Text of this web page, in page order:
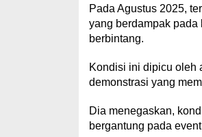
Pada Agustus 2025,
yang berdampak pada
berbintang.
Kondisi ini dipicu oleh
demonstrasi yang
Dia menegaskan,
bergantung pada